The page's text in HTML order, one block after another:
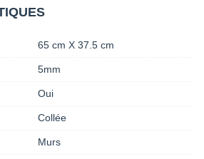
65 cm X 37.5 cm
5mm
Oui
Collée
Murs